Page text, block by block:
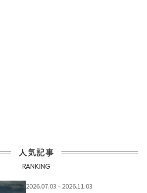
人気記事
RANKING
2026.07.03 - 2026.11.03